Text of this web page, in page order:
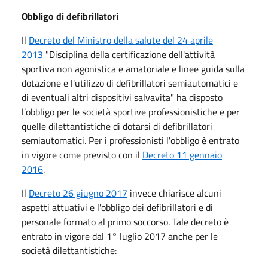
Obbligo di defibrillatori
Il Decreto del Ministro della salute del 24 aprile
2013 "Disciplina della certificazione dell'attività
sportiva non agonistica e amatoriale e linee guida sulla
dotazione e l'utilizzo di defibrillatori semiautomatici e
di eventuali altri dispositivi salvavita" ha disposto
l’obbligo per le società sportive professionistiche e per
quelle dilettantistiche di dotarsi di defibrillatori
semiautomatici. Per i professionisti l'obbligo è entrato
in vigore come previsto con il Decreto 11 gennaio
2016.
Il Decreto 26 giugno 2017 invece chiarisce alcuni
aspetti attuativi e l'obbligo dei defibrillatori e di
personale formato al primo soccorso. Tale decreto è
entrato in vigore dal 1° luglio 2017 anche per le
società dilettantistiche: